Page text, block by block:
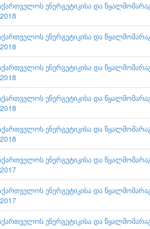
ენერგეტიკისა და
ენერგეტიკისა და
ენერგეტიკისა და
ენერგეტიკისა და
ენერგეტიკისა და
ენერგეტიკისა და
ენერგეტიკისა და
ენერგეტიკისა და